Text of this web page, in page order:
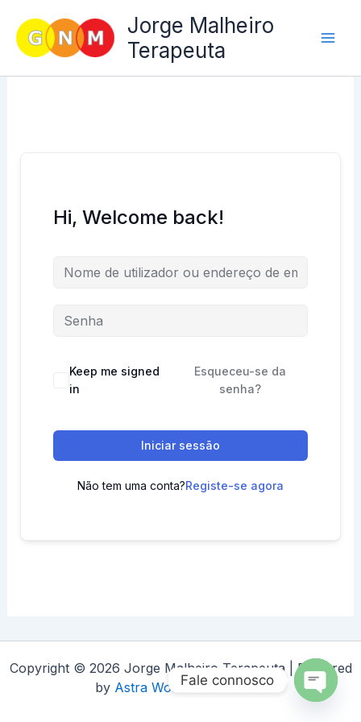
content
Jorge Malheiro
Terapeuta
Hi, Welcome back!
Keep me signed
in
Esqueceu-se da
senha?
Iniciar sessão
Não tem uma conta?Registe-se agora
Copyright © 2026 Jorge Malheiro Terapeuta | Powered
by Astra WordPress Theme
Fale connosco